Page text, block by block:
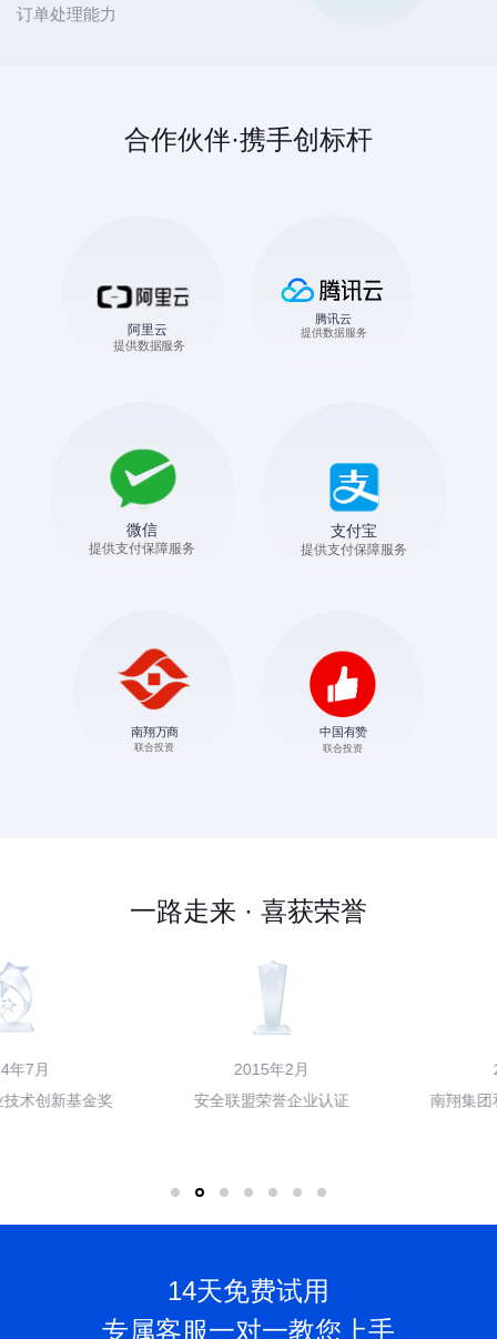
订单处理能力
合作伙伴·携手创标杆
一路走来 · 喜获荣誉
安全联盟荣誉企业认证
南翔集团和中国有赞联合融资
14天免费试用